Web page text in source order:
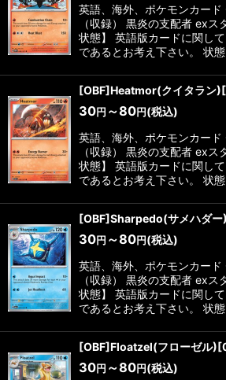
英語、海外、ポケモンカー
（収録） 黒炎の支配者 exス
状態】 英語版カードに関し
であるとお考え下さい。 状
[OBF]Heatmor(クイタラン
30円 ～80円 (税込)
英語、海外、ポケモンカー
（収録） 黒炎の支配者 exス
状態】 英語版カードに関し
であるとお考え下さい。 状
[OBF]Sharpedo(サメハダ
30円 ～80円 (税込)
英語、海外、ポケモンカー
（収録） 黒炎の支配者 exス
状態】 英語版カードに関し
であるとお考え下さい。 状
[OBF]Floatzel(フローゼル
30円 ～80円 (税込)